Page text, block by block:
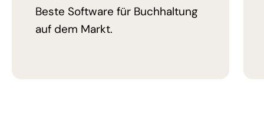
Beste Software für Buchhaltung
auf dem Markt.